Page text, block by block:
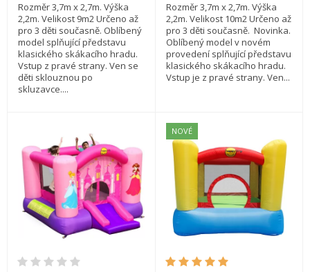
Rozměr 3,7m x 2,7m. Výška
2,2m. Velikost 9m2 Určeno až
pro 3 děti současně. Oblíbený
model splňující představu
klasického skákacího hradu.
Vstup z pravé strany. Ven se
děti sklouznou po
skluzavce....
Rozměr 3,7m x 2,7m. Výška
2,2m. Velikost 10m2 Určeno až
pro 3 děti současně. Novinka.
Oblíbený model v novém
provedení splňující představu
klasického skákacího hradu.
Vstup je z pravé strany. Ven...
NOVÉ